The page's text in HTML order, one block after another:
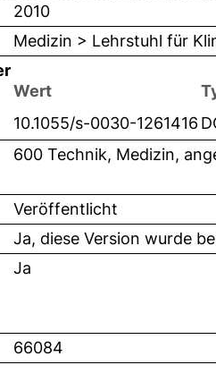
2010
Medizin > Lehrstuhl für
Wert
10.1055/s-0030-1261416
600 Technik, Medizin,
Veröffentlicht
Ja, diese Version wurde
Ja
66084